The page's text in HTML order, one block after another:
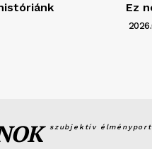
Ez
szubjektív